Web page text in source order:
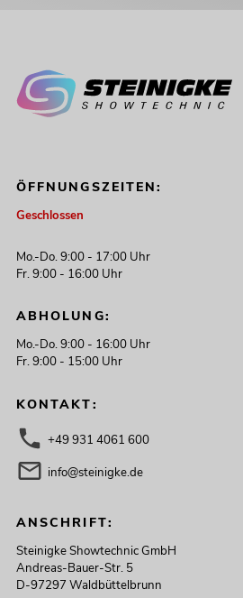
ÖFFNUNGSZEITEN:
Geschlossen
Mo.-Do. 9:00 - 17:00 Uhr
Fr. 9:00 - 16:00 Uhr
ABHOLUNG:
Mo.-Do. 9:00 - 16:00 Uhr
Fr. 9:00 - 15:00 Uhr
KONTAKT:
+49 931 4061 600
info@steinigke.de
ANSCHRIFT:
Steinigke Showtechnic GmbH
Andreas-Bauer-Str. 5
D-97297 Waldbüttelbrunn